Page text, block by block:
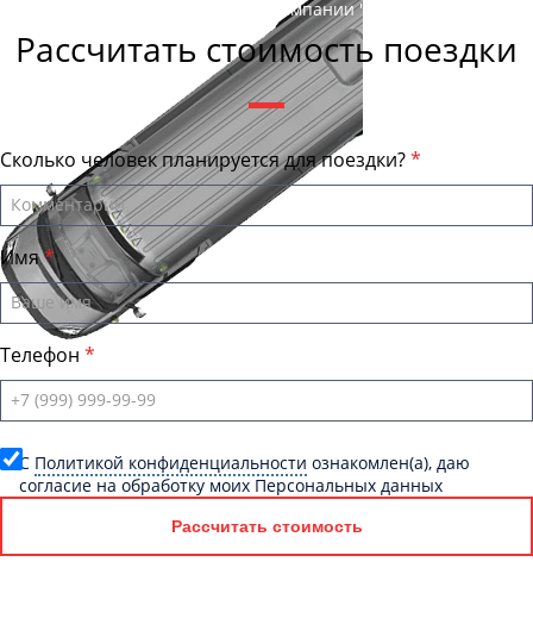
, директор компании "ТагилБас"
Рассчитать стоимость поездки
Сколько человек планируется для поездки?
Имя
Телефон
C Политикой конфиденциальности ознакомлен(а), даю
согласие на обработку моих Персональных данных
Рассчитать стоимость